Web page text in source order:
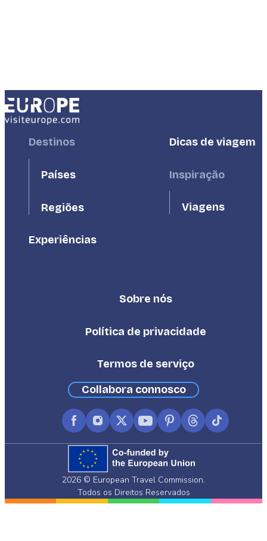
FooterDestinos
Países
Regiões
Experiências
FooterDicas de viagem
Inspiração
Viagens
Footer
Sobre nós
Política de privacidade
Termos de serviço
Collabora connosco
FacebookInstagram
X
(formerly
Twitter)
YouTubePinterest
ThreadsTikTok
2026 © European Travel Commission.
Todos os Direitos Reservados